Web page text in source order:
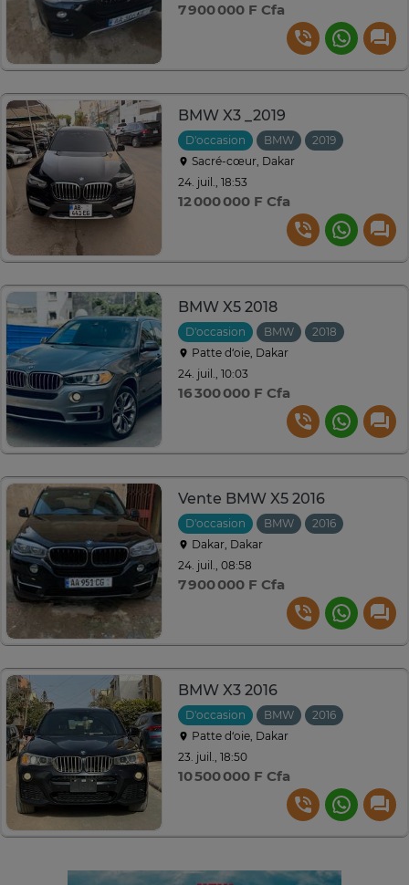
7 900 000 F Cfa
BMW X3 _2019
D'occasion BMW 2019
Sacré-cœur, Dakar
24. juil., 18:53
12 000 000 F Cfa
BMW X5 2018
D'occasion BMW 2018
Patte d‘oie, Dakar
24. juil., 10:03
16 300 000 F Cfa
Vente BMW X5 2016
D'occasion BMW 2016
Dakar, Dakar
24. juil., 08:58
7 900 000 F Cfa
BMW X3 2016
D'occasion BMW 2016
Patte d‘oie, Dakar
23. juil., 18:50
10 500 000 F Cfa